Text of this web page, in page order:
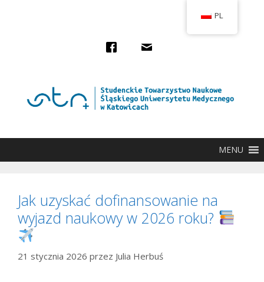
MENU
Jak uzyskać dofinansowanie na
wyjazd naukowy w 2026 roku?
21 stycznia 2026 przez Julia Herbuś
PL